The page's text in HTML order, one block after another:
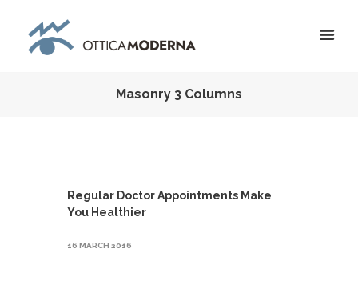
Masonry 3 Columns
Regular Doctor Appointments Make
You Healthier
16 MARCH 2016